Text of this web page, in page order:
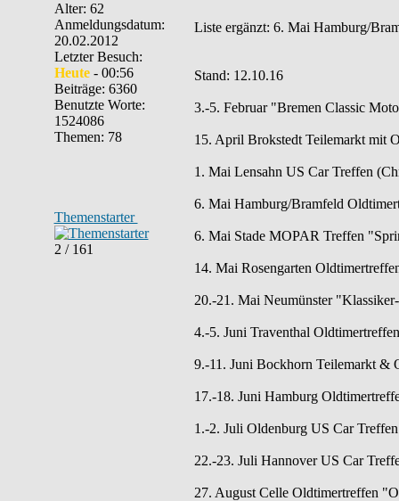
Alter: 62
Anmeldungsdatum:
20.02.2012
Letzter Besuch:
Heute- 00:56
Beiträge: 6360
Benutzte Worte:
1524086
Themen: 78
Themenstarter
2 / 161
Liste ergänzt: 6. Mai Hamburg/
Stand: 12.10.16
3.-5. Februar "Bremen Classic
15. April Brokstedt Teilemarkt mit
1. Mai Lensahn US Car Treffen
6. Mai Hamburg/Bramfeld
6. Mai Stade MOPAR Treffen
14. Mai Rosengarten
20.-21. Mai Neumünster
4.-5. Juni Traventhal
9.-11. Juni Bockhorn Teilemarkt &
17.-18. Juni Hamburg
1.-2. Juli Oldenburg US Car
22.-23. Juli Hannover US Car
27. August Celle Oldtimertreffen